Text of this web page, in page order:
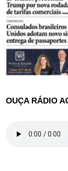
OUÇA RÁDIO